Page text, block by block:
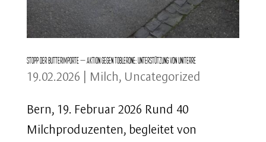
Stopp der Butterimporte – Aktion gegen Toblerone: Unterstützung von Uniterre
19.02.2026 | Milch, Uncategorized
Bern, 19. Februar 2026 Rund 40
Milchproduzenten, begleitet von